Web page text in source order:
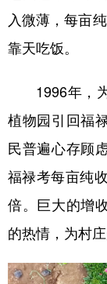
入微薄，每亩
靠天吃饭。
1996年，为
植物园引回福
民普遍心存顾
福禄考每亩纯
倍。巨大的增
的热情，为村